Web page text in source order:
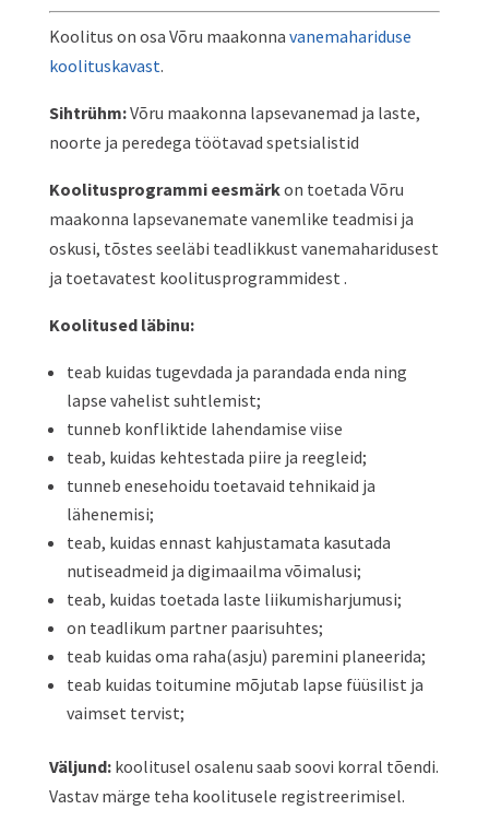
Koolitus on osa Võru maakonna vanemahariduse
koolituskavast.
Sihtrühm:Võru maakonna lapsevanemad ja laste,
noorte ja peredega töötavad spetsialistid
Koolitusprogrammi eesmärkon toetada Võru
maakonna lapsevanemate vanemlike teadmisi ja
oskusi, tõstes seeläbi teadlikkust vanemaharidusest
ja toetavatest koolitusprogrammidest .
Koolitused läbinu:
teab kuidas tugevdada ja parandada enda ning
lapse vahelist suhtlemist;
tunneb konfliktide lahendamise viise
teab, kuidas kehtestada piire ja reegleid;
tunneb enesehoidu toetavaid tehnikaid ja
lähenemisi;
teab, kuidas ennast kahjustamata kasutada
nutiseadmeid ja digimaailma võimalusi;
teab, kuidas toetada laste liikumisharjumusi;
on teadlikum partner paarisuhtes;
teab kuidas oma raha(asju) paremini planeerida;
teab kuidas toitumine mõjutab lapse füüsilist ja
vaimset tervist;
Väljund:koolitusel osalenu saab soovi korral tõendi.
Vastav märge teha koolitusele registreerimisel.